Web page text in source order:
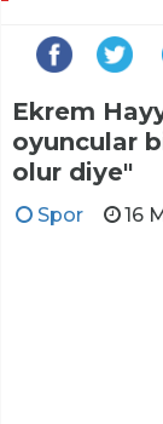
Ekrem
oyuncular
olur diye"
Spor 16